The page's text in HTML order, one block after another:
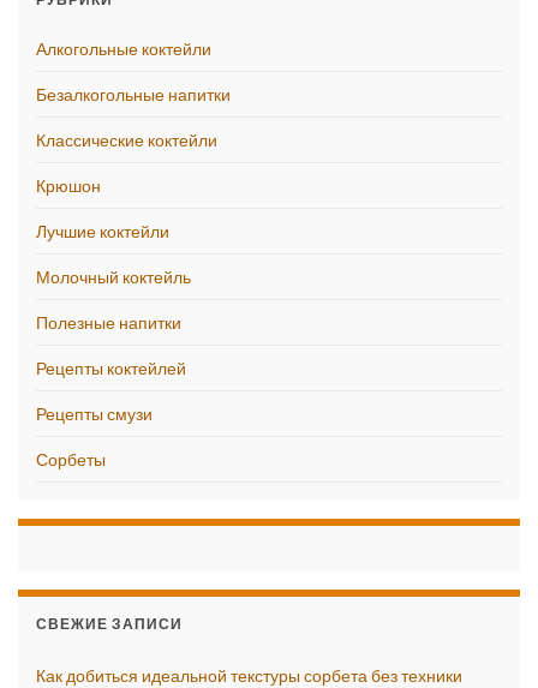
Алкогольные коктейли
Безалкогольные напитки
Классические коктейли
Крюшон
Лучшие коктейли
Молочный коктейль
Полезные напитки
Рецепты коктейлей
Рецепты смузи
Сорбеты
СВЕЖИЕ ЗАПИСИ
Как добиться идеальной текстуры сорбета без техники